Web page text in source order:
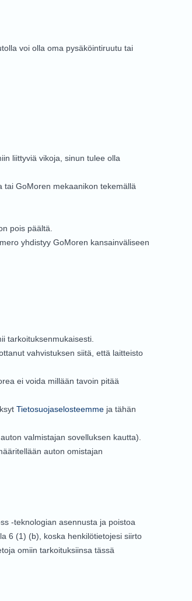
voi olla oma pysäköintiruutu tai
liittyviä vikoja, sinun tulee olla
tai GoMoren mekaanikon tekemällä
pois päältä.
yhdistyy GoMoren kansainväliseen
tarkoituksenmukaisesti.
vahvistuksen siitä, että laitteisto
ei voida millään tavoin pitää
Tietosuojaselosteemme ja tähän
valmistajan sovelluksen kautta).
auton omistajan
-teknologian asennusta ja poistoa
6 (1) (b), koska henkilötietojesi siirto
omiin tarkoituksiinsa tässä